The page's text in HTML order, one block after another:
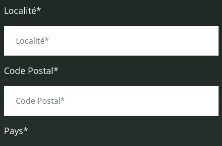
Localité*
Code Postal*
Pays*